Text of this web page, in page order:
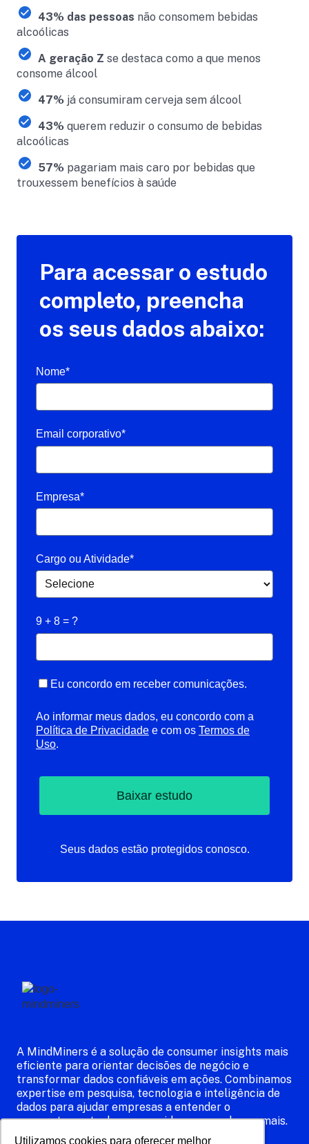
Utilizamos cookies para oferecer melhor
Utilizamos cookies para oferecer melhor
43% das pessoas não consomem bebidas
alcoólicas
A geração Z se destaca como a que menos
consome álcool
47% já consumiram cerveja sem álcool
43% querem reduzir o consumo de bebidas
alcoólicas
57% pagariam mais caro por bebidas que
trouxessem benefícios à saúde
Para acessar o estudo
completo, preencha
os seus dados abaixo:
Nome*
Email corporativo*
Empresa*
Cargo ou Atividade*
9 + 8 = ?
Eu concordo em receber comunicações.
Ao informar meus dados, eu concordo com a
Política de Privacidade e com os Termos de
Uso.
Baixar estudo
Seus dados estão protegidos conosco.
A MindMiners é a solução de consumer insights mais
eficiente para orientar decisões de negócio e
transformar dados confiáveis em ações. Combinamos
expertise em pesquisa, tecnologia e inteligência de
dados para ajudar empresas a entender o
comportamento dos consumidores e venderem mais.
Contamos com um painel de respondentes